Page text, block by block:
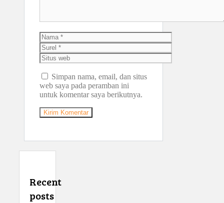
Nama
Surel
Situs
web
Simpan nama, email, dan situs
web saya pada peramban ini
untuk komentar saya berikutnya.
Recent
posts